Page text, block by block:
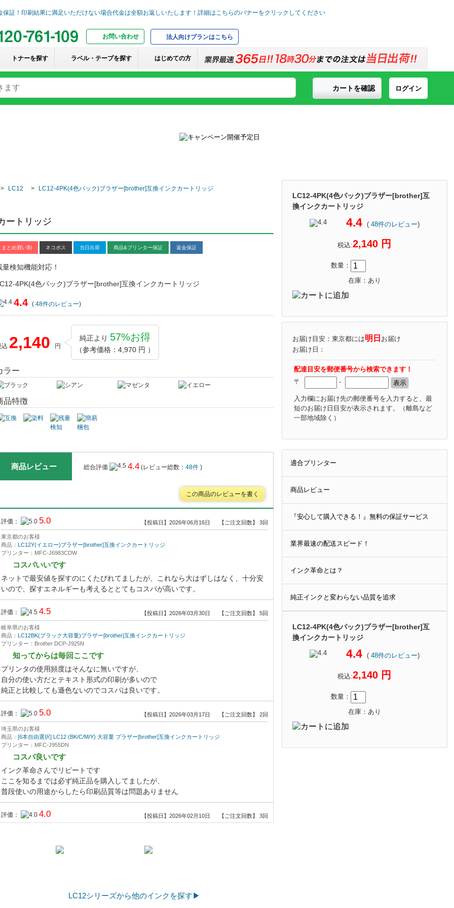
お問い合わせ 法人向けプランはこちら
トナーを探す ラベル・テープを探す はじめての方
ログイン
カートを確認
LC12 LC12-4PK(4色パック)ブラザー[brother]互換インクカートリッジ
LC12-4PK(4色パック)ブラザー[brother]互
換インクカートリッジ
4.4 ( 48件のレビュー)
税込:2,140 円
数量：
在庫：あり
お届け目安：東京都には明日 お届け
お届け日：
配達目安を郵便番号から検索できます！
〒
-
入力欄にお届け先の郵便番号を入力すると、最
短のお届け日目安が表示されます。
（離島など
一部地域除く）
適合プリンター
商品レビュー
『安心して購入できる！』無料の保証サービス
業界最速の配送スピード！
インク革命とは？
純正インクと変わらない品質を追求
LC12-4PK(4色パック)ブラザー[brother]互
換インクカートリッジ
4.4 ( 48件のレビュー)
税込:2,140 円
数量：
在庫：あり
ートリッジ
まとめ買い割 ネコポス 当日出荷 商品&プリンター保証 返金保証
量検知機能対応！
4PK(4色パック)ブラザー[brother]互換インクカートリッジ
4.4 ( 48件のレビュー)
込 2,140 円
純正より 57%お得
（参考価格：4,970 円 ）
ラー
品特徴
商品レビュー 総合評価 4.4 (レビュー総数： 48件 )
この商品のレビューを書く
評価： 5.0 【ご注文回数】 3回
【投稿日】2026年06月16日
東京都のお客様
商品： LC12Y(イエロー)ブラザー[brother]互換インクカートリッジ
プリンター：MFC-J6983CDW
コスパいいです
ネットで最安値を探すのにくたびれてましたが、これなら大はずしはなく、十分安
いので、探すエネルギーも考えるととてもコスパが高いです。
評価： 4.5 【ご注文回数】 5回
【投稿日】2026年03月30日
岐阜県のお客様
商品： LC12BK(ブラック大容量)ブラザー[brother]互換インクカートリッジ
プリンター：Brother DCP-J925N
知ってからは毎回ここです
プリンタの使用頻度はそんなに無いですが、
自分の使い方だとテキスト形式の印刷が多いので
純正と比較しても遜色ないのでコスパは良いです。
評価： 5.0 【ご注文回数】 2回
【投稿日】2026年03月17日
埼玉県のお客様
商品： [6本自由選択] LC12 (BK/C/M/Y) 大容量 ブラザー[brother]互換インクカートリッジ
プリンター：MFC-J955DN
コスパ良いです
インク革命さんでリピートです
ここを知るまでは必ず純正品を購入してましたが、
普段使いの用途からしたら印刷品質等は問題ありません
評価： 4.0 【ご注文回数】 3回
【投稿日】2026年02月10日
プリンター：brother DCP-J540N
LC12シリーズから他のインクを探す▶